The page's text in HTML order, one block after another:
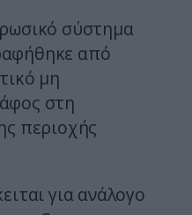
σύστημα
από
μη
στη
περιοχής
για ανάλογο